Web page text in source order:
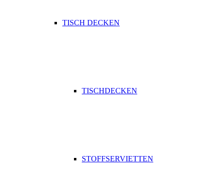
TISCH DECKEN
TISCHDECKEN
STOFFSERVIETTEN